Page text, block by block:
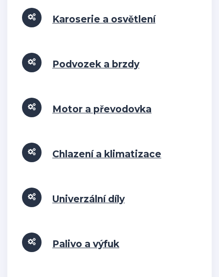
Karoserie a osvětlení
Podvozek a brzdy
Motor a převodovka
Chlazení a klimatizace
Univerzální díly
Palivo a výfuk